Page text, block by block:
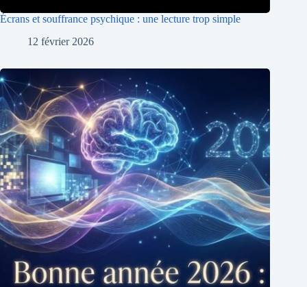
Écrans et souffrance psychique : une lecture trop simple
12 février 2026